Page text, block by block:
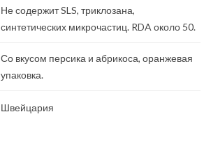
Не содержит SLS, триклозана,
синтетических микрочастиц. RDA около 50.
Со вкусом персика и абрикоса, оранжевая
упаковка.
Швейцария